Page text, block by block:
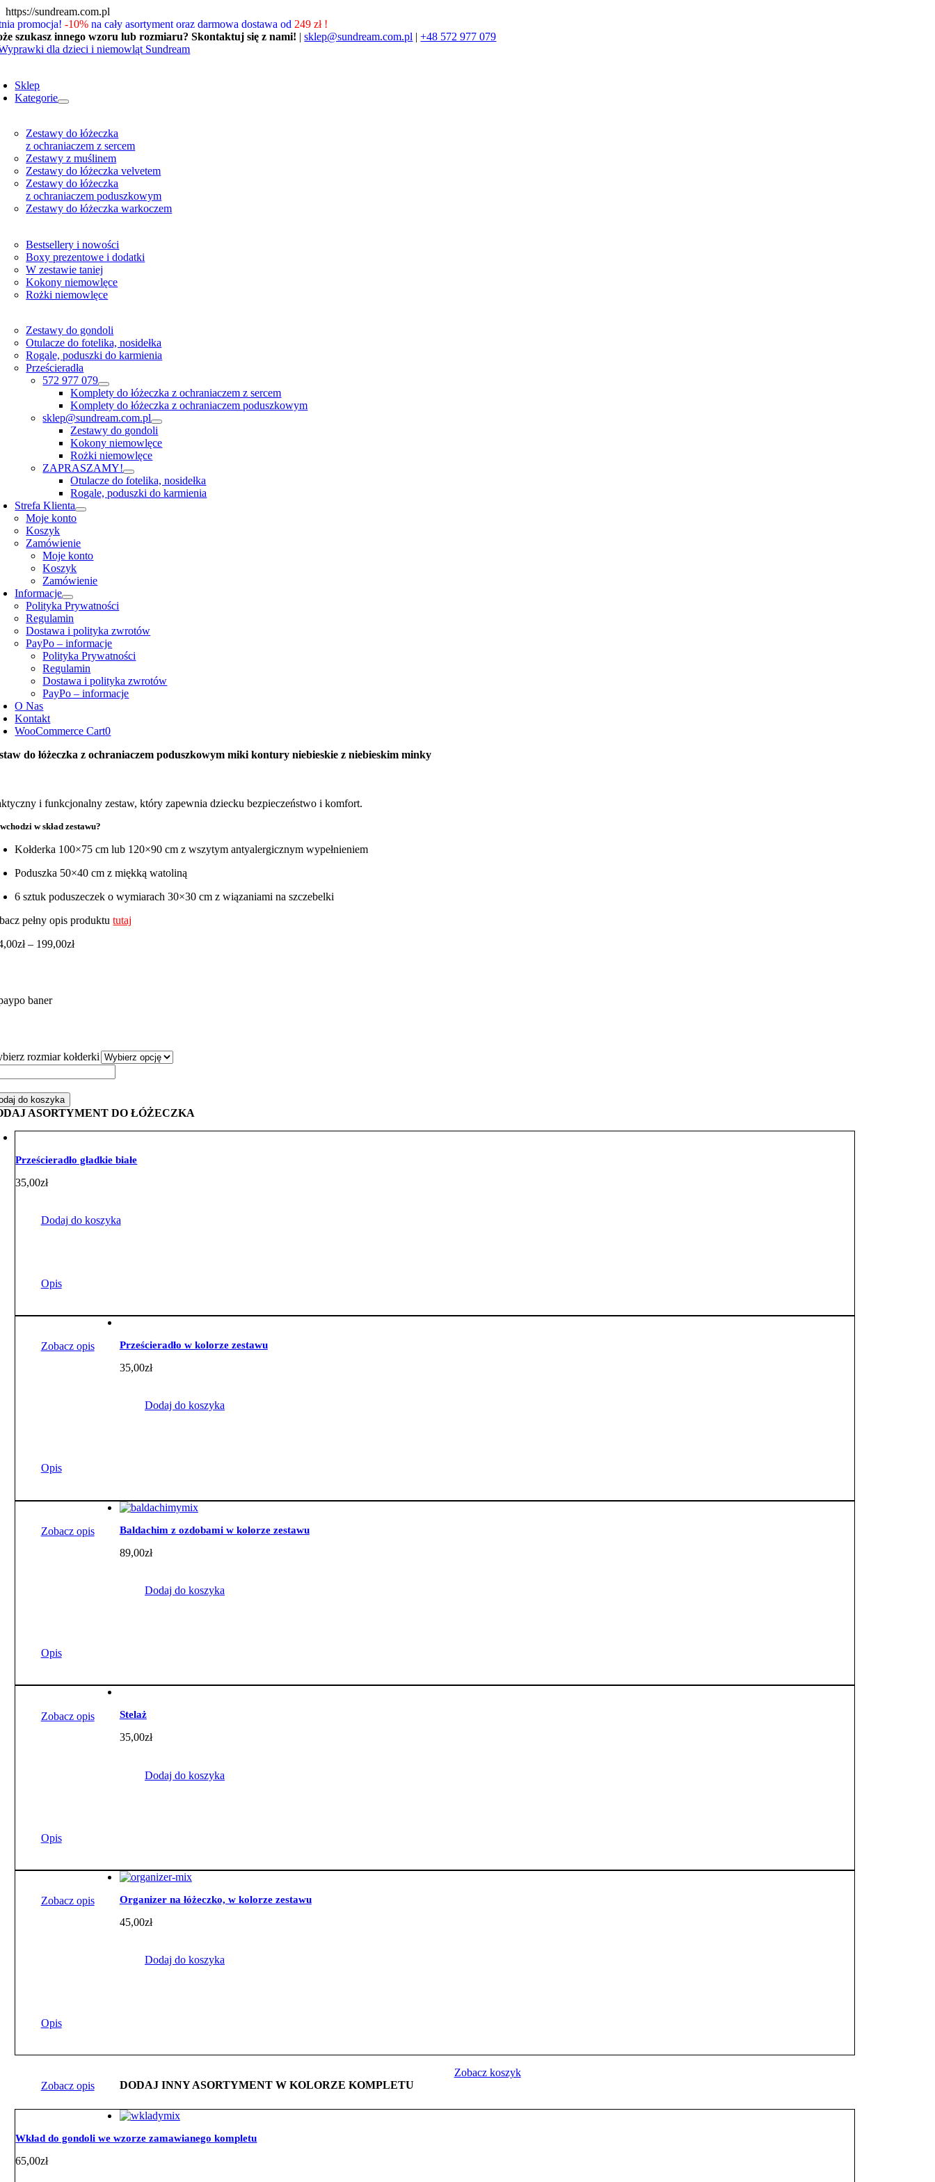
https://sundream.com.pl
to
content
promocja!-10% na cały asortyment oraz darmowa dostawa od 249 zł !
szukasz innego wzoru lub rozmiaru? Skontaktuj się z nami! |sklep@sundream.com.pl |+48 572 977 079
Sklep
Kategorie
Zestawy do łóżeczka
z ochraniaczem z sercem
Zestawy z muślinem
Zestawy do łóżeczka velvetem
Zestawy do łóżeczka
z ochraniaczem poduszkowym
Zestawy do łóżeczka warkoczem
Bestsellery i nowości
Boxy prezentowe i dodatki
W zestawie taniej
Kokony niemowlęce
Rożki niemowlęce
Zestawy do gondoli
Otulacze do fotelika, nosidełka
Rogale, poduszki do karmienia
Prześcieradła
572 977 079
Komplety do łóżeczka z ochraniaczem z sercem
Komplety do łóżeczka z ochraniaczem poduszkowym
sklep@sundream.com.pl
Zestawy do gondoli
Kokony niemowlęce
Rożki niemowlęce
ZAPRASZAMY!
Otulacze do fotelika, nosidełka
Rogale, poduszki do karmienia
Strefa Klienta
Moje konto
Koszyk
Zamówienie
Moje konto
Koszyk
Zamówienie
Informacje
Polityka Prywatności
Regulamin
Dostawa i polityka zwrotów
PayPo – informacje
Polityka Prywatności
Regulamin
Dostawa i polityka zwrotów
PayPo – informacje
O Nas
Kontakt
WooCommerce Cart0
do łóżeczka z ochraniaczem poduszkowym miki kontury niebieskie z niebieskim minky
i funkcjonalny zestaw, który zapewnia dziecku bezpieczeństwo i komfort.
w skład zestawu?
Kołderka 100×75 cm lub 120×90 cm z wszytym antyalergicznym wypełnieniem
Poduszka 50×40 cm z miękką watoliną
6 sztuk poduszeczek o wymiarach 30×30 cm z wiązaniami na szczebelki
pełny opis produktututaj
zł – 199,00złZakres
rozmiar kołderki
do koszyka
ASORTYMENT DO ŁÓŻECZKA
Prześcieradło gładkie białe
35,00zł
Dodaj do koszyka
Opis
Zobacz opis Prześcieradło w kolorze zestawu
35,00zł
Dodaj do koszyka
Opis
Zobacz opis Baldachim z ozdobami w kolorze zestawu
89,00zł
Dodaj do koszyka
Opis
Zobacz opis Stelaż
35,00zł
Dodaj do koszyka
Opis
Zobacz opis Organizer na łóżeczko, w kolorze zestawu
45,00zł
Dodaj do koszyka
Opis
Zobacz opis
Zobacz koszyk
DODAJ INNY ASORTYMENT W KOLORZE KOMPLETU
Wkład do gondoli we wzorze zamawianego kompletu
65,00zł